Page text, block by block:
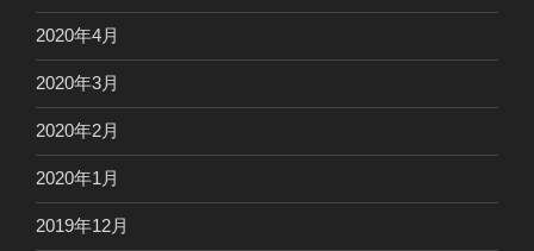
2020年4月
2020年3月
2020年2月
2020年1月
2019年12月